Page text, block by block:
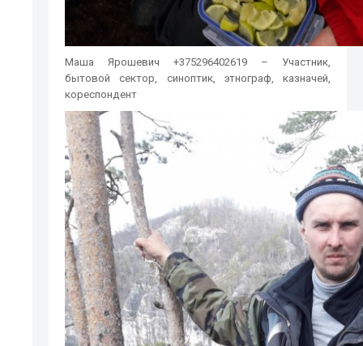
Маша Ярошевич +375296402619 – Участник,
бытовой сектор, синоптик, этнограф, казначей,
кореспондент